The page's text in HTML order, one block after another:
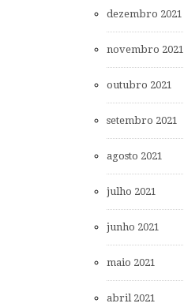
dezembro 2021
novembro 2021
outubro 2021
setembro 2021
agosto 2021
julho 2021
junho 2021
maio 2021
abril 2021